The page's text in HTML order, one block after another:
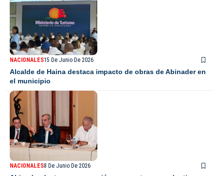
NACIONALES15 De Junio De 2026
Alcalde de Haina destaca impacto de obras de Abinader en
el municipio
NACIONALES8 De Junio De 2026